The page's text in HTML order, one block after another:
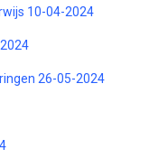
10-04-2024
26-05-2024